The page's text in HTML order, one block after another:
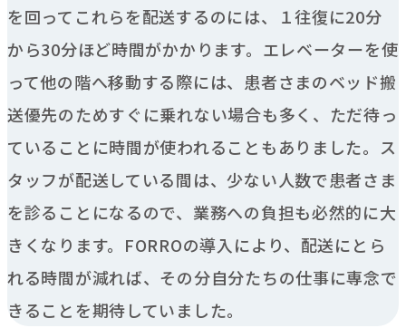
を回ってこれらを配送するのには、１往復に20分
から30分ほど時間がかかります。エレベーターを使
って他の階へ移動する際には、患者さまのベッド搬
送優先のためすぐに乗れない場合も多く、ただ待っ
ていることに時間が使われることもありました。ス
タッフが配送している間は、少ない人数で患者さま
を診ることになるので、業務への負担も必然的に大
きくなります。FORROの導入により、配送にとら
れる時間が減れば、その分自分たちの仕事に専念で
きることを期待していました。